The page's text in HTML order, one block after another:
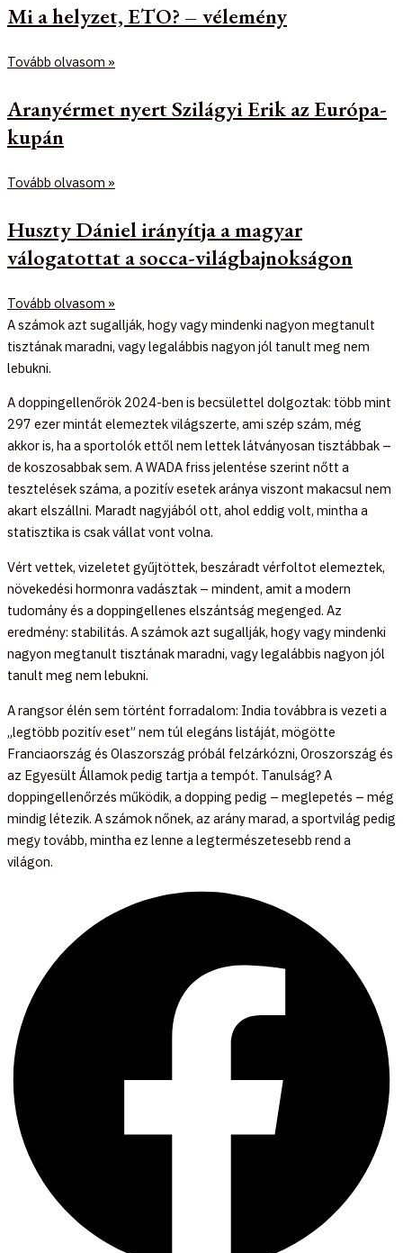
Mi a helyzet, ETO? – vélemény
Tovább olvasom »
Aranyérmet nyert Szilágyi Erik az Európa-
kupán
Tovább olvasom »
Huszty Dániel irányítja a magyar
válogatottat a socca-világbajnokságon
Tovább olvasom »
A számok azt sugallják, hogy vagy mindenki nagyon megtanult
tisztának maradni, vagy legalábbis nagyon jól tanult meg nem
lebukni.
A doppingellenőrök 2024-ben is becsülettel dolgoztak: több mint
297 ezer mintát elemeztek világszerte, ami szép szám, még
akkor is, ha a sportolók ettől nem lettek látványosan tisztábbak –
de koszosabbak sem. A WADA friss jelentése szerint nőtt a
tesztelések száma, a pozitív esetek aránya viszont makacsul nem
akart elszállni. Maradt nagyjából ott, ahol eddig volt, mintha a
statisztika is csak vállat vont volna.
Vért vettek, vizeletet gyűjtöttek, beszáradt vérfoltot elemeztek,
növekedési hormonra vadásztak – mindent, amit a modern
tudomány és a doppingellenes elszántság megenged. Az
eredmény: stabilitás. A számok azt sugallják, hogy vagy mindenki
nagyon megtanult tisztának maradni, vagy legalábbis nagyon jól
tanult meg nem lebukni.
A rangsor élén sem történt forradalom: India továbbra is vezeti a
„legtöbb pozitív eset” nem túl elegáns listáját, mögötte
Franciaország és Olaszország próbál felzárkózni, Oroszország és
az Egyesült Államok pedig tartja a tempót. Tanulság? A
doppingellenőrzés működik, a dopping pedig – meglepetés – még
mindig létezik. A számok nőnek, az arány marad, a sportvilág pedig
megy tovább, mintha ez lenne a legtermészetesebb rend a
világon.